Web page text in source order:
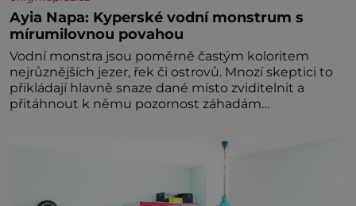
Ayia Napa: Kyperské vodní monstrum s
mírumilovnou povahou
Vodní monstra jsou poměrně častým koloritem
nejrůznějších jezer, řek či ostrovů. Mnozí skeptici to
přikládají hlavně snaze dané místo zviditelnit a
přitáhnout k němu pozornost záhadám